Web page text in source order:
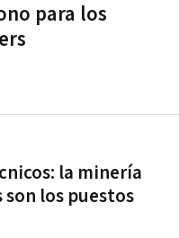
para los
la minería
son los puestos